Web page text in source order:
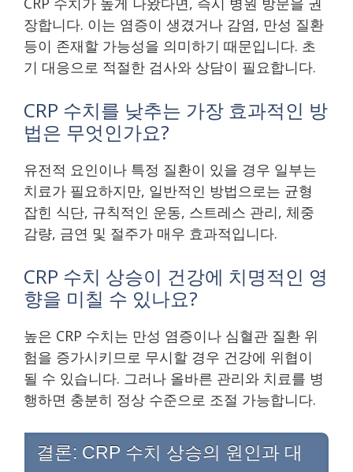
장합니다. 이는 염증이 생겼거나 감염, 만성 질환
등이 존재할 가능성을 의미하기 때문입니다. 초
기 대응으로 적절한 검사와 상담이 필요합니다.
CRP 수치를 낮추는 가장 효과적인 방
법은 무엇인가요?
유전적 요인이나 특정 질환이 있을 경우 일부는
치료가 필요하지만, 일반적인 방법으로는 균형
잡힌 식단, 규칙적인 운동, 스트레스 관리, 체중
감량, 금연 및 절주가 매우 효과적입니다.
CRP 수치 상승이 건강에 치명적인 영
향을 미칠 수 있나요?
높은 CRP 수치는 만성 염증이나 심혈관 질환 위
험을 증가시키므로 무시할 경우 건강에 위협이
될 수 있습니다. 그러나 올바른 관리와 치료를 병
행하면 충분히 정상 수준으로 조절 가능합니다.
결론: CRP 수치 상승의 원인과 대